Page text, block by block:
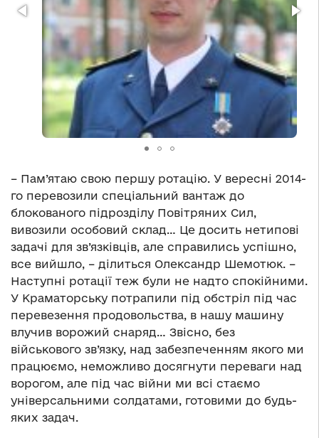
– Пам’ятаю свою першу ротацію. У вересні 2014-
го перевозили спеціальний вантаж до
блокованого підрозділу Повітряних Сил,
вивозили особовий склад… Це досить нетипові
задачі для зв’язківців, але справились успішно,
все вийшло, – ділиться Олександр Шемотюк. –
Наступні ротації теж були не надто спокійними.
У Краматорську потрапили під обстріл під час
перевезення продовольства, в нашу машину
влучив ворожий снаряд… Звісно, без
військового зв’язку, над забезпеченням якого ми
працюємо, неможливо досягнути переваги над
ворогом, але під час війни ми всі стаємо
універсальними солдатами, готовими до будь-
яких задач.